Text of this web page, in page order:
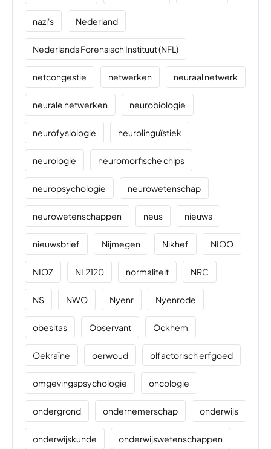
nazi's Nederland
Nederlands Forensisch Instituut (NFL)
netcongestie netwerken neuraal netwerk
neurale netwerken neurobiologie
neurofysiologie neurolinguïstiek
neurologie neuromorfische chips
neuropsychologie neurowetenschap
neurowetenschappen neus nieuws
nieuwsbrief Nijmegen Nikhef NIOO
NIOZ NL2120 normaliteit NRC
NS NWO Nyenr Nyenrode
obesitas Observant Ockhem
Oekraïne oerwoud olfactorisch erfgoed
omgevingspsychologie oncologie
ondergrond ondernemerschap onderwijs
onderwijskunde onderwijswetenschappen